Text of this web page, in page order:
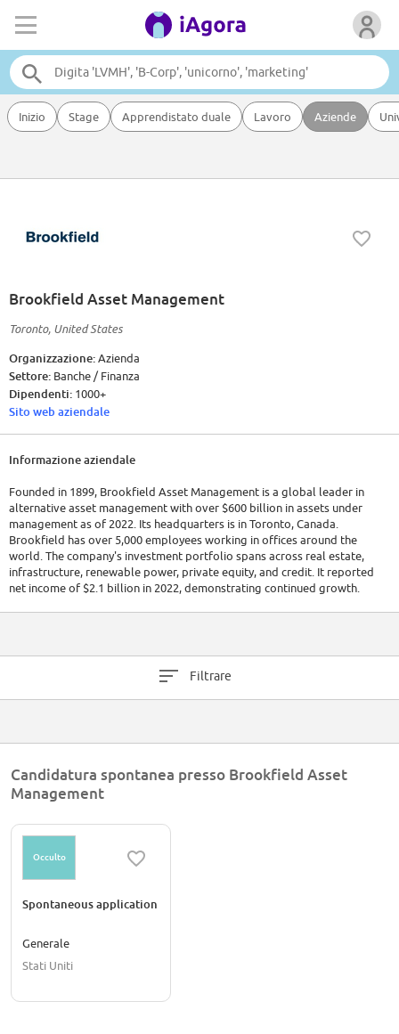
Inizio Stage Apprendistato duale Lavoro Aziende
Brookfield Asset Management
Toronto, United States
Organizzazione:Azienda
Settore: Banche / Finanza
Dipendenti: 1000+
Sito web aziendale
Informazione aziendale
Founded in 1899, Brookfield Asset Management is a global leader in
alternative asset management with over $600 billion in assets under
management as of 2022. Its headquarters is in Toronto, Canada.
Brookfield has over 5,000 employees working in offices around the
world. The company's investment portfolio spans across real estate,
infrastructure, renewable power, private equity, and credit. It reported
net income of $2.1 billion in 2022, demonstrating continued growth.
Filtrare
Candidatura spontanea presso Brookfield Asset
Management
Occulto
Spontaneous application
Generale
Stati Uniti